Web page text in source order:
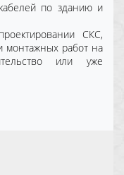
по зданию и
СКС,
монтажных работ на
или уже